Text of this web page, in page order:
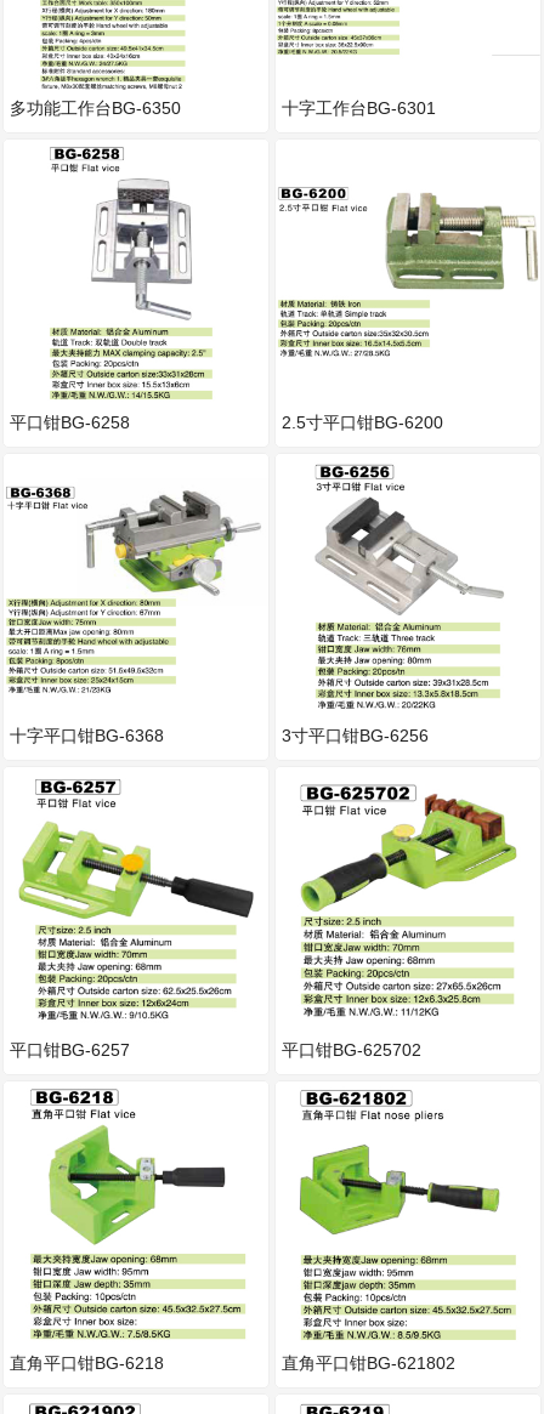
多功能工作台BG-6350
平口钳BG-6258
十字平口钳BG-6368
平口钳BG-6257
直角平口钳BG-6218
十字工作台BG-6301
2.5寸平口钳BG-6200
3寸平口钳BG-6256
平口钳BG-625702
直角平口钳BG-621802